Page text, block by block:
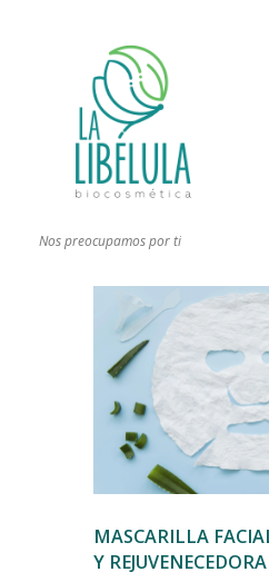
Nos preocupamos por ti
MASCARILLA
Y